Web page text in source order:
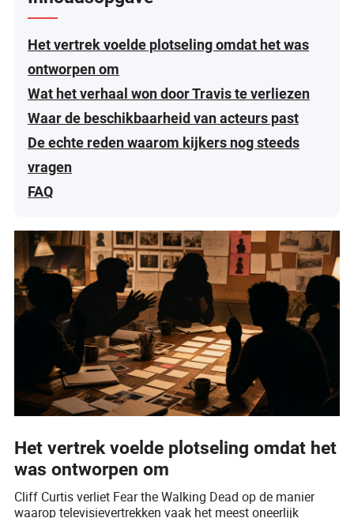
Het vertrek voelde plotseling omdat het was
ontworpen om
Wat het verhaal won door Travis te verliezen
Waar de beschikbaarheid van acteurs past
De echte reden waarom kijkers nog steeds
vragen
FAQ
Het vertrek voelde plotseling omdat het
was ontworpen om
Cliff Curtis verliet Fear the Walking Dead op de manier
waarop televisievertrekken vaak het meest oneerlijk